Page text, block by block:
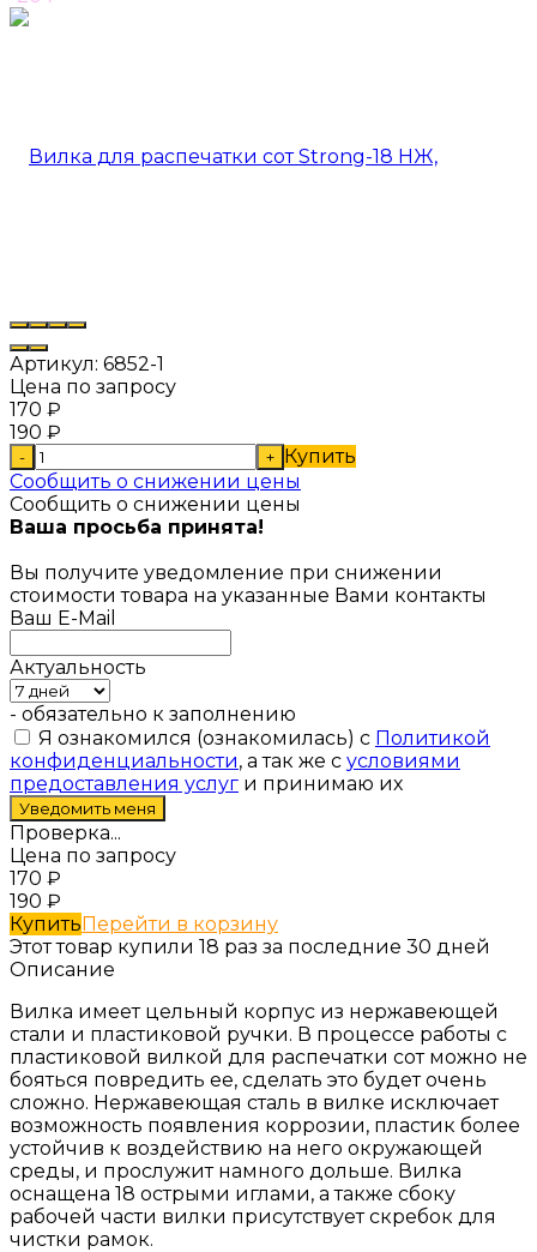
Артикул: 6852-1
Цена по запросу
170 ₽
190 ₽
- + Купить
Сообщить о снижении цены
Сообщить о снижении цены
Ваша просьба принята!
Вы получите уведомление при снижении
стоимости товара на указанные Вами контакты
Ваш E-Mail
Актуальность
- обязательно к заполнению
Я ознакомился (ознакомилась) с Политикой
конфиденциальности, а так же с условиями
предоставления услуг и принимаю их
Проверка...
Цена по запросу
170 ₽
190 ₽
КупитьПерейти в корзину
Этот товар купили 18 раз за последние 30 дней
Описание
Вилка имеет цельный корпус из нержавеющей
стали и пластиковой ручки. В процессе работы с
пластиковой вилкой для распечатки сот можно не
бояться повредить ее, сделать это будет очень
сложно. Нержавеющая сталь в вилке исключает
возможность появления коррозии, пластик более
устойчив к воздействию на него окружающей
среды, и прослужит намного дольше. Вилка
оснащена 18 острыми иглами, а также сбоку
рабочей части вилки присутствует скребок для
чистки рамок.